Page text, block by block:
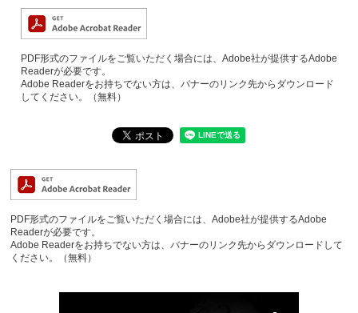
PDF形式のファイルをご覧いただく場合には、Adobe社が提供するAdobe
Readerが必要です。
Adobe Readerをお持ちでない方は、バナーのリンク先からダウンロード
してください。（無料）
PDF形式のファイルをご覧いただく場合には、Adobe社が提供するAdobe
Readerが必要です。
Adobe Readerをお持ちでない方は、バナーのリンク先からダウンロードして
ください。（無料）